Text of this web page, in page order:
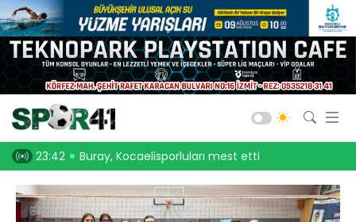
Kocaelisporluları mest etti 23:30 Onurcan Piri: Kocaeli Stadı’nın
Kocaelispor
Gölcük
Bld. Derince
Darıca GB.